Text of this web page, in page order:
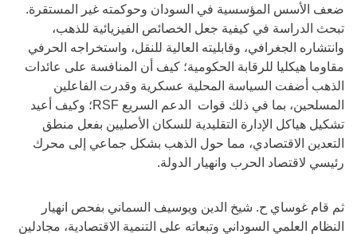
ضعف الأسس المؤسسية في السودان وحوكمته غير المستقرة.
تبحث الدراسة في كيفية جعل الخصائص الفيزيائية للذهب،
وانتشاره الجغرافي، وقابليته العالية للنقل، واستخراجه الحرفي
مقاوما هيكليا للرقابة الحكومية؛ كيف أن المنافسة على عائدات
الذهب أضفت السياسة المحلية عسكرية وقدرت الفاعلين
المسلحين، بما في ذلك قوات الدعم السريع RSF؛ وكيف أعيد
تشكيل هياكل الإدارة التقليدية للسكان الأصليين بفعل منطق
التعدين الاقتصادي، مما حول الذهب بشكل جماعي إلى محرك
رئيسي لاقتصاد الحرب وانهيار الدولة.
ثم قام غوساي ح. شيخ الدين ويوسيف السماني بفحص انهيار
النظام العلمي السوداني وتبعاته على التنمية الاقتصادية، مجادلين